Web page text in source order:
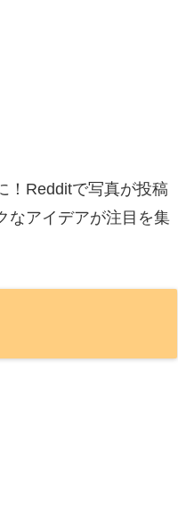
！Redditで写真が投稿
なアイデアが注目を集